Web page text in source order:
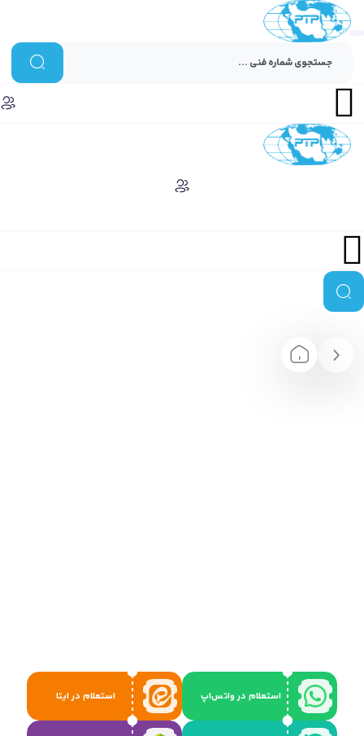
استعلام در واتس‌اپ استعلام در ایتا